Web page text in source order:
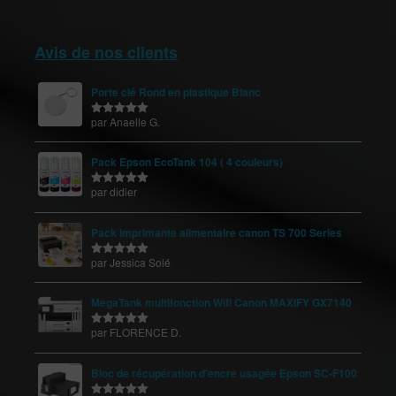
Avis de nos clients
Porte clé Rond en plastique Blanc
Note5sur
par Anaelle G.
Pack Epson EcoTank 104 ( 4 couleurs)
Note 5sur
par didier
Pack imprimante alimentaire canon TS 700 Series
Note5sur
par Jessica Solé
MegaTank multifonction Wifi Canon MAXIFY GX7140
Note
sur
par FLORENCE D.
Bloc de récupération d'encre usagée Epson SC-F100